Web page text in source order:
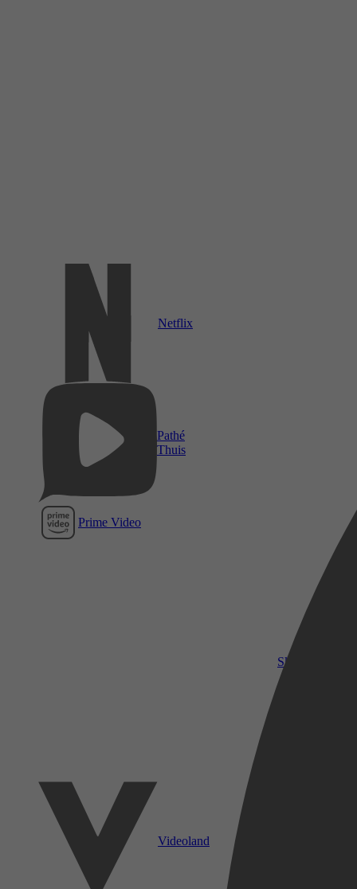
Netflix
Pathé
Thuis
Prime Video
SkyShowtime
Videoland